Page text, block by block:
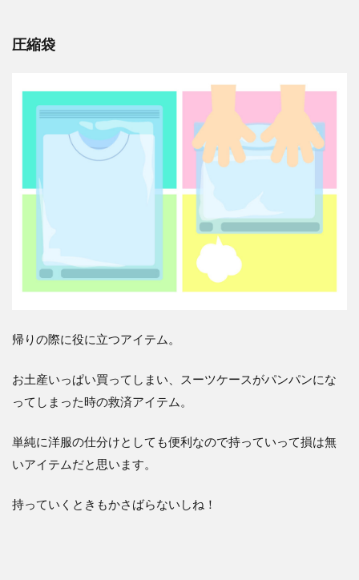
圧縮袋
帰りの際に役に立つアイテム。
お土産いっぱい買ってしまい、スーツケースがパンパンにな
ってしまった時の救済アイテム。
単純に洋服の仕分けとしても便利なので持っていって損は無
いアイテムだと思います。
持っていくときもかさばらないしね！